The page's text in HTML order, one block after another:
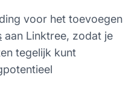
voor het toevoegen
aan Linktree, zodat je
tegelijk kunt